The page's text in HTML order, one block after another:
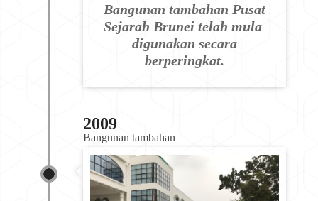
Bangunan tambahan Pusat
Sejarah Brunei telah mula
digunakan secara
berperingkat.
2009
Bangunan tambahan